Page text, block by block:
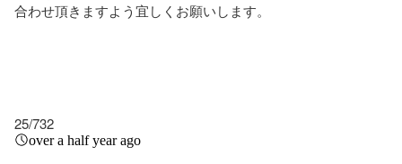
合わせ頂きますよう宜しくお願いします。
25/732
over a half year ago